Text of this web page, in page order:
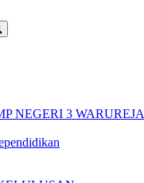
NEGERI 3 WARUREJA